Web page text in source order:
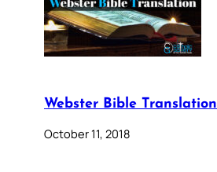
Webster Bible Translation
October 11, 2018